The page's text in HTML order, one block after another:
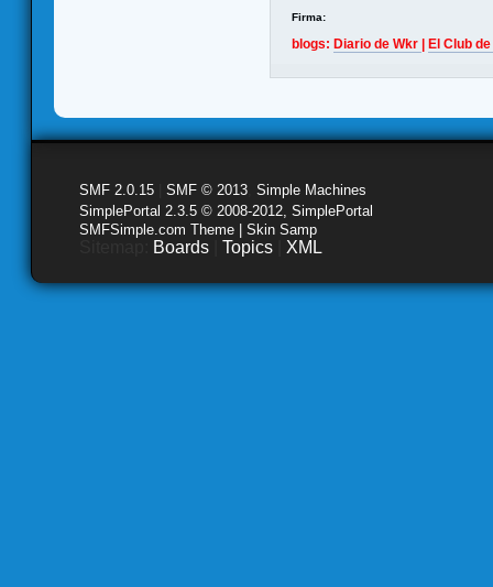
Firma:
blogs:Diario de Wkr |El Club
SMF 2.0.15 SMF © 2013 Simple Machines
SimplePortal 2.3.5 © 2008-2012, SimplePortal
SMFSimple.com Theme | Skin Samp
Boards Topics XML